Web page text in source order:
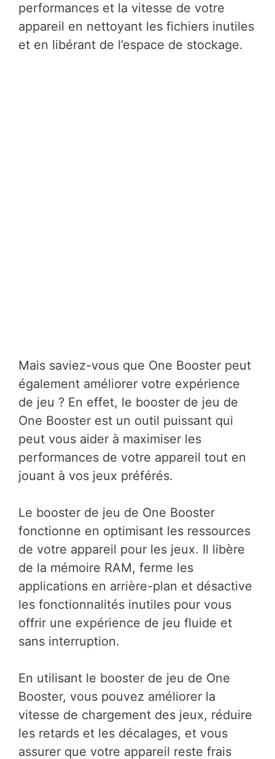
performances et la vitesse de votre
appareil en nettoyant les fichiers inutiles
et en libérant de l’espace de stockage.
Mais saviez-vous que One Booster peut
également améliorer votre expérience
de jeu ? En effet, le booster de jeu de
One Booster est un outil puissant qui
peut vous aider à maximiser les
performances de votre appareil tout en
jouant à vos jeux préférés.
Le booster de jeu de One Booster
fonctionne en optimisant les ressources
de votre appareil pour les jeux. Il libère
de la mémoire RAM, ferme les
applications en arrière-plan et désactive
les fonctionnalités inutiles pour vous
offrir une expérience de jeu fluide et
sans interruption.
En utilisant le booster de jeu de One
Booster, vous pouvez améliorer la
vitesse de chargement des jeux, réduire
les retards et les décalages, et vous
assurer que votre appareil reste frais